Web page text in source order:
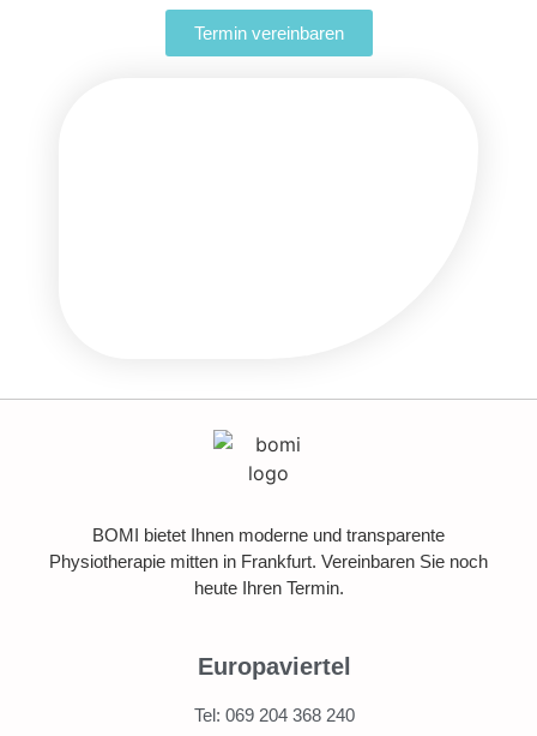
Termin vereinbaren
BOMI bietet Ihnen moderne und transparente
Physiotherapie mitten in Frankfurt. Vereinbaren Sie noch
heute Ihren Termin.
Europaviertel
Tel: 069 204 368 240